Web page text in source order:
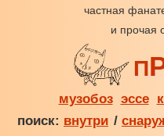
частная
и прочая
П
музобоз эссе
поиск: внутри /